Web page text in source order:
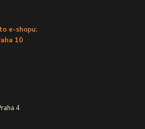
e-shopu:
10
4